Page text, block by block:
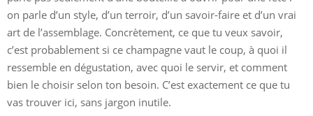
on parle d’un style, d’un terroir, d’un savoir-faire et d’un vrai
art de l’assemblage. Concrètement, ce que tu veux savoir,
c’est probablement si ce champagne vaut le coup, à quoi il
ressemble en dégustation, avec quoi le servir, et comment
bien le choisir selon ton besoin. C’est exactement ce que tu
vas trouver ici, sans jargon inutile.